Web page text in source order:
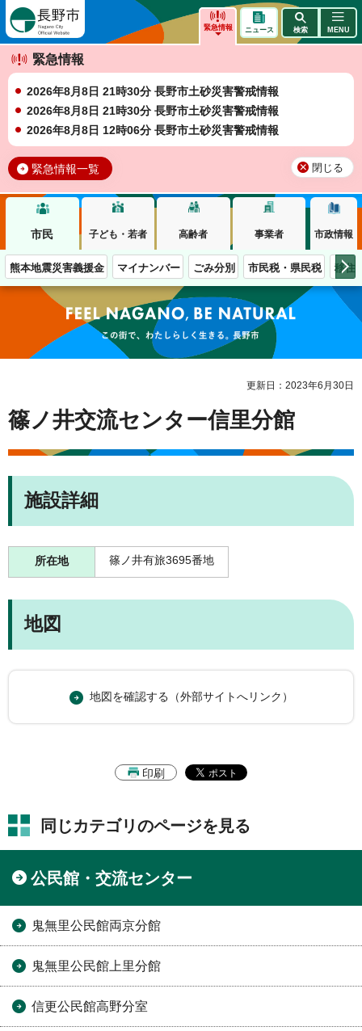
緊急情報
緊急情報
2026年8月8日 21時30分 長野市土砂災害警戒情報
2026年8月8日 21時30分 長野市土砂災害警戒情報
2026年8月8日 12時06分 長野市土砂災害警戒情報
緊急情報一覧 閉じる
ニュース 検索 MENU
市民 子ども・若者 高齢者 事業者 市政情報
熊本地震災害義援金 マイナンバー ごみ分別 市民税・県民税 移住
この街で、わたしらしく生きる。長野市
更新日：2023年6月30日
篠ノ井交流センター信里分館
施設詳細
所在地 篠ノ井有旅3695番地
地図
地図を確認する（外部サイトへリンク）
印刷
同じカテゴリのページを見る
公民館・交流センター
鬼無里公民館両京分館
鬼無里公民館上里分館
信更公民館高野分室